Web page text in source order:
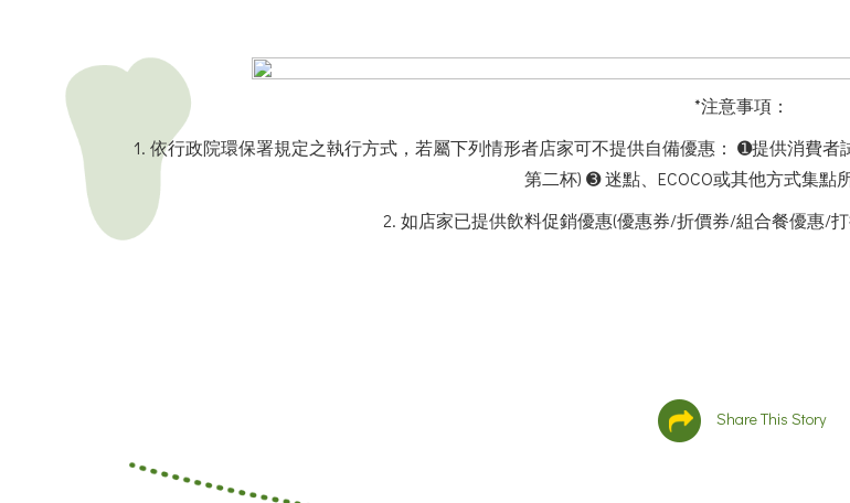
*注意事項：
1. 依行政院環保署規定之執行方式，若屬下列情形者店家可不提供自備優惠： ➊提供消費者
第二杯) ➌迷點、ECOCO或其他方式集點
2. 如店家已提供飲料促銷優惠(優惠券/折價券/組合餐優惠/
Share This Story